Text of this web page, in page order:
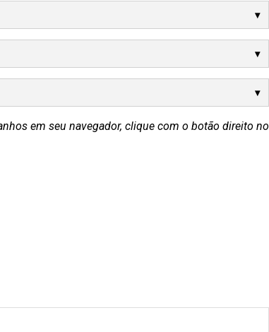
em seu navegador, clique com o botão direito no